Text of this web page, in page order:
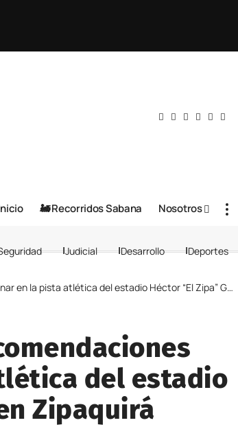
🚂 Recorridos Sabana Nosotros
Judicial Desarrollo Deportes
atlética del estadio Héctor “El Zipa” González, en Zipaquirá
del estadio
Zipaquirá